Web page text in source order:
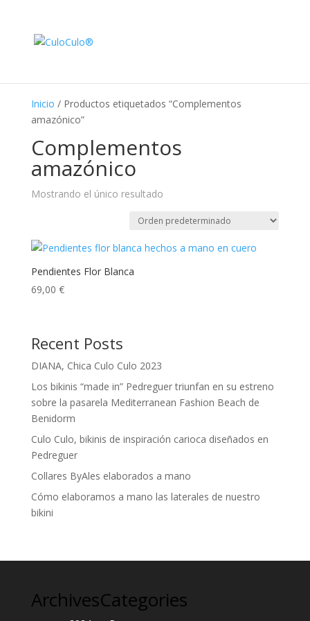
Inicio / Productos etiquetados “Complementos
amazónico”
Complementos
amazónico
Mostrando el único resultado
Pendientes Flor Blanca
69,00 €
Recent Posts
DIANA, Chica Culo Culo 2023
Los bikinis “made in” Pedreguer triunfan en su estreno
sobre la pasarela Mediterranean Fashion Beach de
Benidorm
Culo Culo, bikinis de inspiración carioca diseñados en
Pedreguer
Collares ByAles elaborados a mano
Cómo elaboramos a mano las laterales de nuestro
bikini
ArchivesCategories